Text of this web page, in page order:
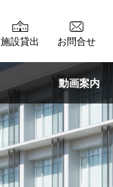
施設貸出 お問合せ
動画案内